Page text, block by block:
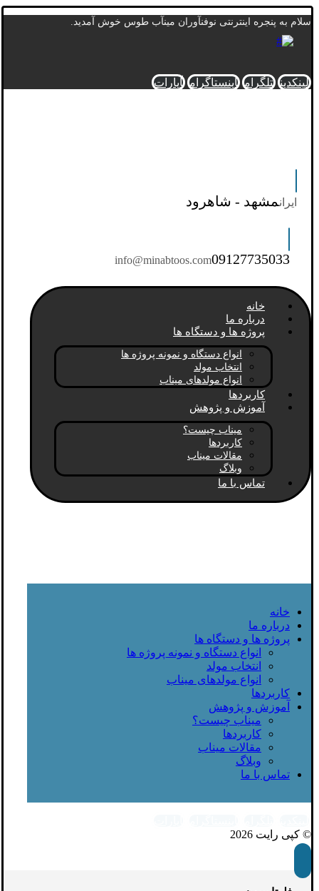
سلام به پنجره اینترنتی نوفنآوران مینآب طوس خوش آمدید.
لینکدین تلگرام اینستاگرام آپارات
ایرانمشهد - شاهرود
info@minabtoos.com09127735033
خانه
درباره ما
پروژه ها و دستگاه ها
انواع دستگاه و نمونه پروژه ها
انتخاب مولد
انواع مولدهای میناب
کاربردها
آموزش و پژوهش
میناب چیست؟
کاربردها
مقالات میناب
وبلاگ
تماس با ما
خانه
درباره ما
پروژه ها و دستگاه ها
انواع دستگاه و نمونه پروژه ها
انتخاب مولد
انواع مولدهای میناب
کاربردها
آموزش و پژوهش
میناب چیست؟
کاربردها
مقالات میناب
وبلاگ
تماس با ما
© کپی رایت 2026